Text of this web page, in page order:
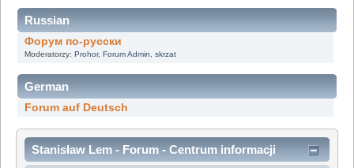
Russian
Форум по-русски
Moderatorzy: Prohor, Forum Admin skrzat
German
Forum auf Deutsch
Stanisław Lem - Forum - Centrum informacji